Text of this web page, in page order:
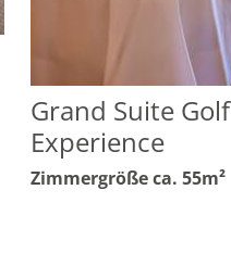
Grand Suite Golf
Experience
Zimmergröße ca. 55m²